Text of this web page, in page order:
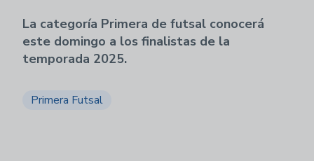
La categoría Primera de futsal conocerá
este domingo a los finalistas de la
temporada 2025.
Primera Futsal